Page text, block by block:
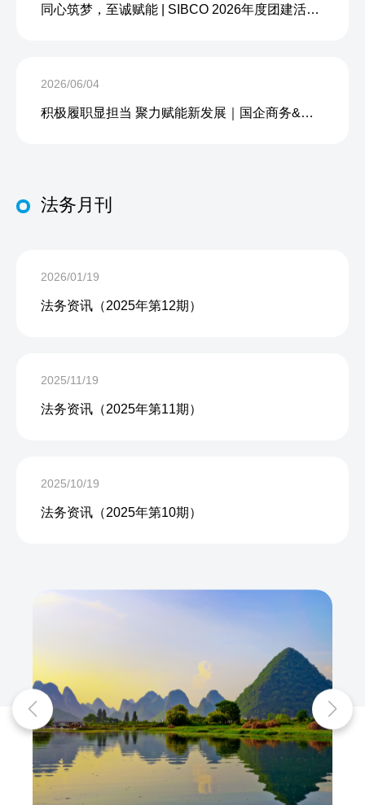
同心筑梦，至诚赋能 | SIBCO 2026年度团建活动圆满收官
2026/06/04
积极履职显担当 聚力赋能新发展｜国企商务&中企人力出席上海现代服务业联合会第五届会员大会第三次会议暨2026服务业高质量发展大会
法务月刊
2026/01/19
法务资讯（2025年第12期）
2025/11/19
法务资讯（2025年第11期）
2025/10/19
法务资讯（2025年第10期）